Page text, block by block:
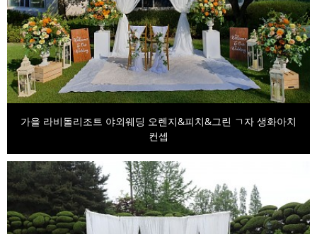
가을 라비돌리조트 야외웨딩 오렌지&피치&그린 ㄱ자 생화아치
컨셉